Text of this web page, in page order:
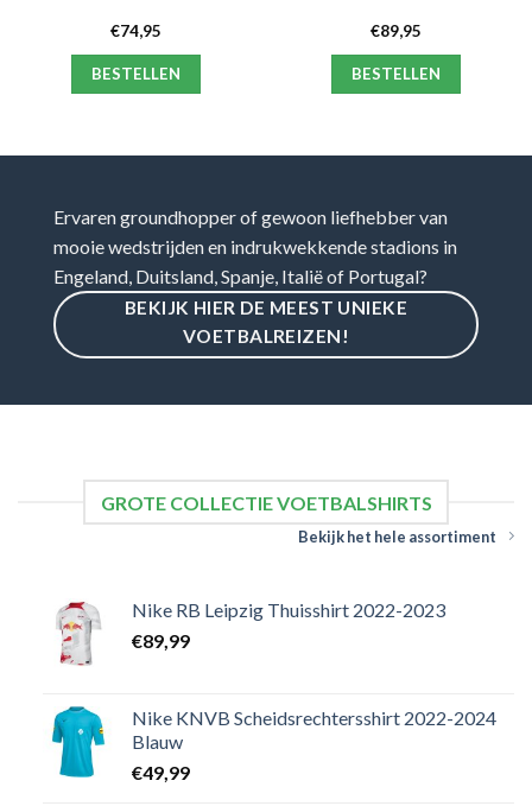
€74,95
BESTELLEN
€89,95
BESTELLEN
Ervaren groundhopper of gewoon liefhebber van
mooie wedstrijden en indrukwekkende stadions in
Engeland, Duitsland, Spanje, Italië of Portugal?
BEKIJK HIER DE MEEST UNIEKE
VOETBALREIZEN!
GROTE COLLECTIE VOETBALSHIRTS
Bekijk het hele assortiment
Nike RB Leipzig Thuisshirt 2022-2023
€89,99
Nike KNVB Scheidsrechtersshirt 2022-2024
Blauw
€49,99